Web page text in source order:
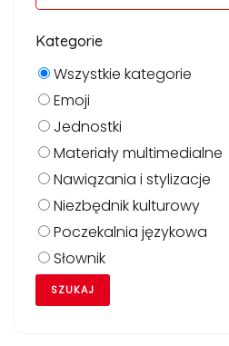
Kategorie
Wszystkie kategorie
Emoji
Jednostki
Materiały multimedialne
Nawiązania i stylizacje
Niezbędnik kulturowy
Poczekalnia językowa
Słownik